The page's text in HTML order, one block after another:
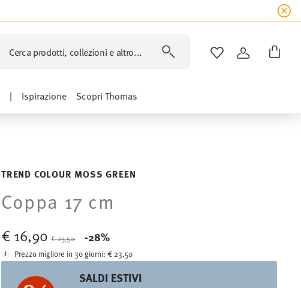
Cerca prodotti, collezioni e altro... LISTA DESIDERI
ACCEDI
| Ispirazione Scopri Thomas
TREND COLOUR MOSS GREEN
Coppa 17 cm
€ 16,90€ 23,50
-28%
Prezzo migliore in 30 giorni:€ 23,50
SALDI ESTIVI